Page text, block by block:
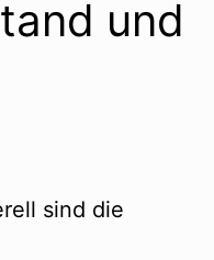
und
sind die